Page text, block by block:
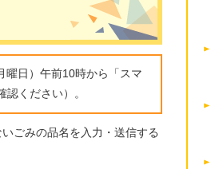
曜日）午前10時から「スマ
認ください）。
ごみの品名を入力・送信する